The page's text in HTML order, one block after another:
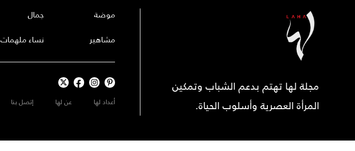
مجلة لها تهتم بدعم الشباب وتمكين
المرأة العصرية وأسلوب الحياة.
موضة
مشاهير
جمال
نساء ملهمات
أعداد لها عن لها إتصل بنا